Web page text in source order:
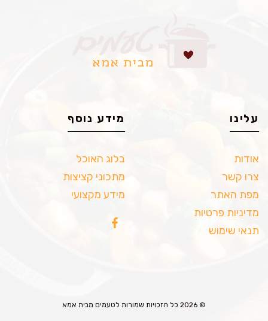
עלינו
אודות
צרו קשר
מפת האתר
מדיניות פרטיות
תנאי שימוש
מידע נוסף
בלוג האוכל
מתכוני קציצות
מידע מקצועי
© 2026 כל הזכויות שמורות לטעמים מבית אמא